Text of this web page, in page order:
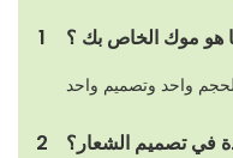
1 هو موك الخاص بك ؟
2 في تصميم الشعار؟